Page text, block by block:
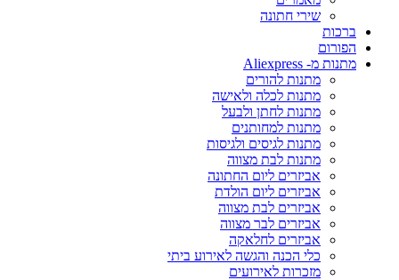
שירי חתונה
ברכות
הפורום
מתנות מ- Aliexpress
מתנות להורים
מתנות לכלה ולאישה
מתנות לחתן ולבעל
מתנות למחותנים
מתנות לגיסים ולגיסות
מתנות לבת מצווה
אביזרים ליום החתונה
אביזרים ליום הולדת
אביזרים לבת מצווה
אביזרים לבר מצווה
אביזרים לחלאקה
כלי הכנה והגשה לאירוע ביתי
מזכרות לאירועים